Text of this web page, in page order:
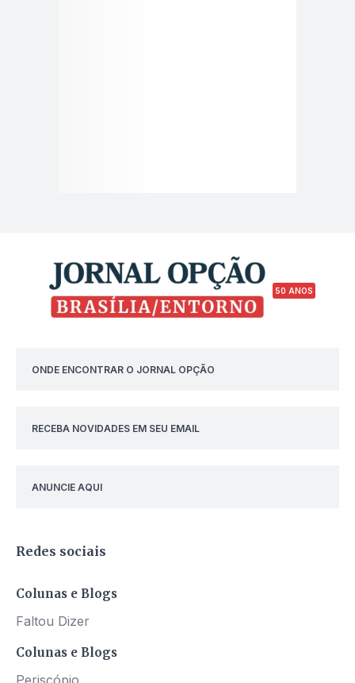
50 ANOS
ONDE ENCONTRAR O JORNAL OPÇÃO
RECEBA NOVIDADES EM SEU EMAIL
ANUNCIE AQUI
Redes sociais
Colunas e Blogs
Faltou Dizer
Colunas e Blogs